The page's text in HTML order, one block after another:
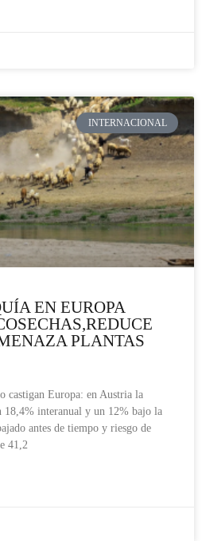
INTERNACIONAL
EN EUROPA
PLANTAS
castigan Europa: en Austria la
18,4% interanual y un 12% bajo la
antes de tiempo y riesgo de
41,2